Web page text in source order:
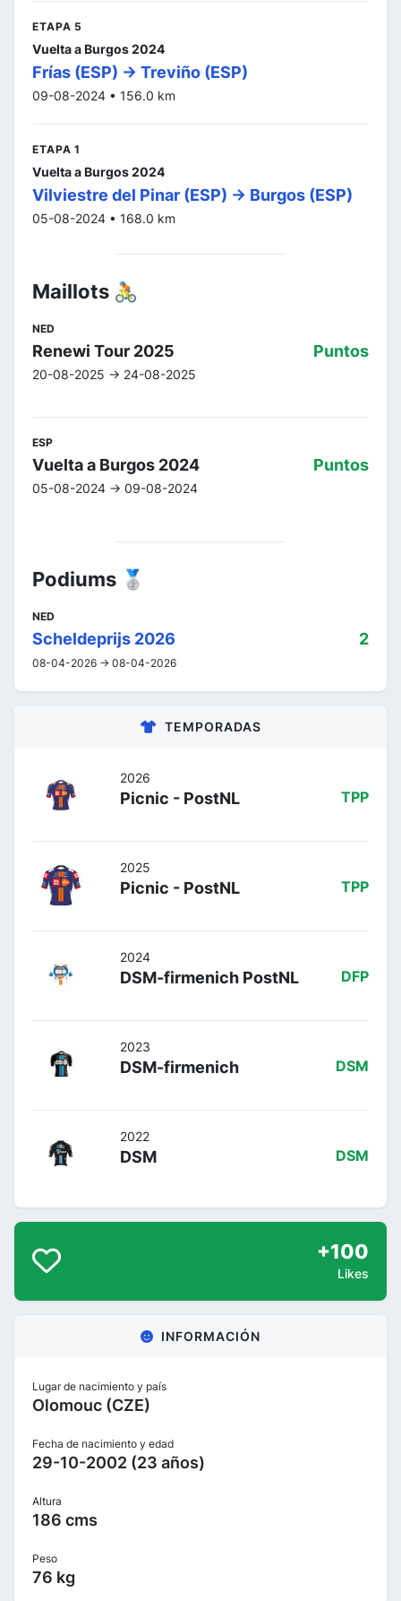
ETAPA 5
Vuelta a Burgos 2024
Frías (ESP) -> Treviño (ESP)
09-08-2024 • 156.0 km
ETAPA 1
Vuelta a Burgos 2024
Vilviestre del Pinar (ESP) -> Burgos (ESP)
05-08-2024 • 168.0 km
Maillots 🚴
NED
Renewi Tour 2025
20-08-2025 -> 24-08-2025
Puntos
ESP
Vuelta a Burgos 2024
05-08-2024 -> 09-08-2024
Puntos
Podiums 🥈
NED
Scheldeprijs 2026
08-04-2026 -> 08-04-2026
2
TEMPORADAS
2026
Picnic - PostNL TPP
2025
Picnic - PostNL TPP
2024
DSM-firmenich PostNL DFP
2023
DSM-firmenich DSM
2022
DSM DSM
+100
Likes
INFORMACIÓN
Lugar de nacimiento y país
Olomouc (CZE)
Fecha de nacimiento y edad
29-10-2002 (23 años)
Altura
186 cms
Peso
76 kg